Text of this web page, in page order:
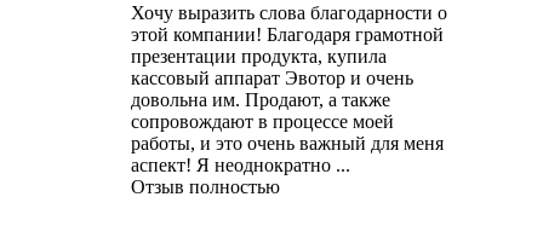
Хочу выразить слова благодарности о
этой компании! Благодаря грамотной
презентации продукта, купила
кассовый аппарат Эвотор и очень
довольна им. Продают, а также
сопровождают в процессе моей
работы, и это очень важный для меня
аспект! Я неоднократно ...
Отзыв полностью